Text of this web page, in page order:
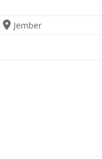
Jember